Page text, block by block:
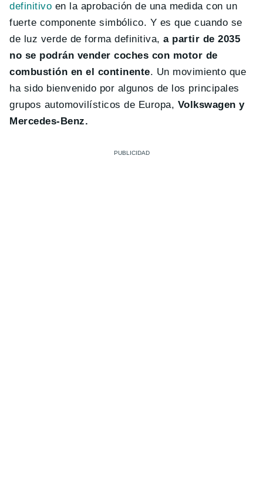
definitivo en la aprobación de una medida con un
fuerte componente simbólico. Y es que cuando se
de luz verde de forma definitiva,a partir de 2035
no se podrán vender coches con motor de
combustión en el continente. Un movimiento que
ha sido bienvenido por algunos de los principales
grupos automovilísticos de Europa, Volkswagen y
Mercedes-Benz.